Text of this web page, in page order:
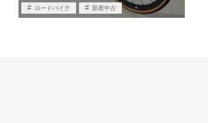
ロードバイク 新着中古